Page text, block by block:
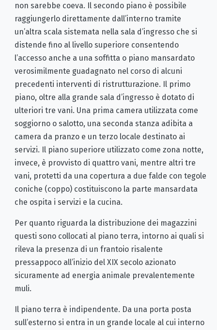
non sarebbe coeva. Il secondo piano è possibile
raggiungerlo direttamente dall’interno tramite
un’altra scala sistemata nella sala d’ingresso che si
distende fino al livello superiore consentendo
l’accesso anche a una soffitta o piano mansardato
verosimilmente guadagnato nel corso di alcuni
precedenti interventi di ristrutturazione. Il primo
piano, oltre alla grande sala d’ingresso è dotato di
ulteriori tre vani. Una prima camera utilizzata come
soggiorno o salotto, una seconda stanza adibita a
camera da pranzo e un terzo locale destinato ai
servizi. Il piano superiore utilizzato come zona notte,
invece, è provvisto di quattro vani, mentre altri tre
vani, protetti da una copertura a due falde con tegole
coniche (coppo) costituiscono la parte mansardata
che ospita i servizi e la cucina.
Per quanto riguarda la distribuzione dei magazzini
questi sono collocati al piano terra, intorno ai quali si
rileva la presenza di un frantoio risalente
pressappoco all’inizio del XIX secolo azionato
sicuramente ad energia animale prevalentemente
muli.
Il piano terra è indipendente. Da una porta posta
sull’esterno si entra in un grande locale al cui interno